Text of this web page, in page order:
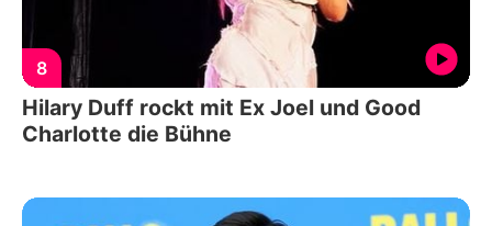
8
Hilary Duff rockt mit Ex Joel und Good
Charlotte die Bühne